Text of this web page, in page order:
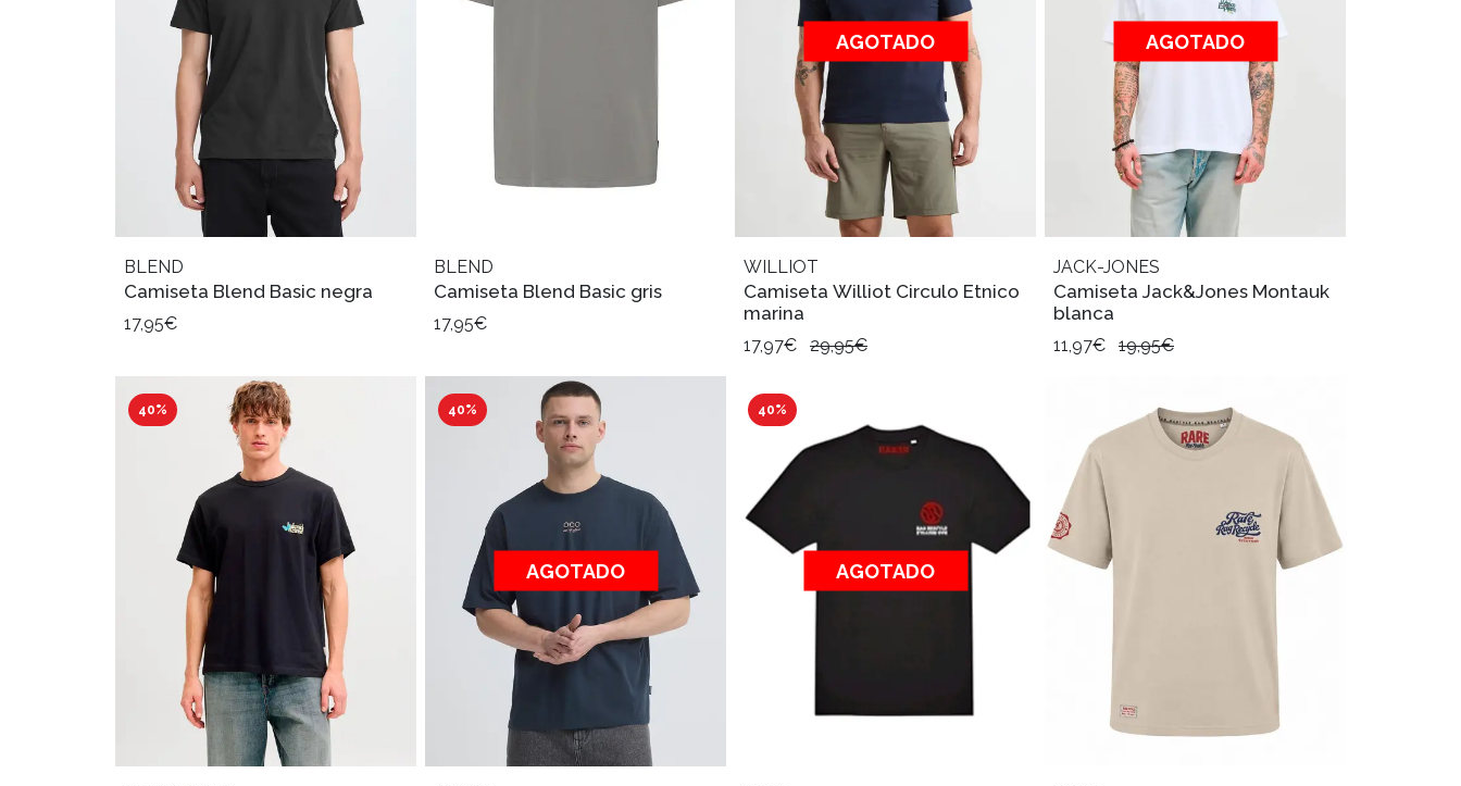
BLEND
Camiseta Blend Basic negra
17,95€
BLEND
Camiseta Blend Basic gris
17,95€
AGOTADO
WILLIOT
Camiseta Williot Circulo Etnico
marina
17,97€ 29,95€
AGOTADO
JACK-JONES
Camiseta Jack&Jones Montauk
blanca
11,97€ 19,95€
40% 40%
AGOTADO
40%
AGOTADO